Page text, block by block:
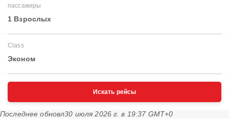
пассажиры
1 Взрослых
Class
Эконом
Искать рейсы
Последнее обновл30 июля 2026 г. в 19:37 GMT+0